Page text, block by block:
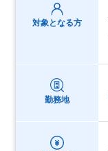
対象となる方
勤務地